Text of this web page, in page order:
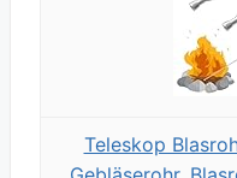
Teleskop